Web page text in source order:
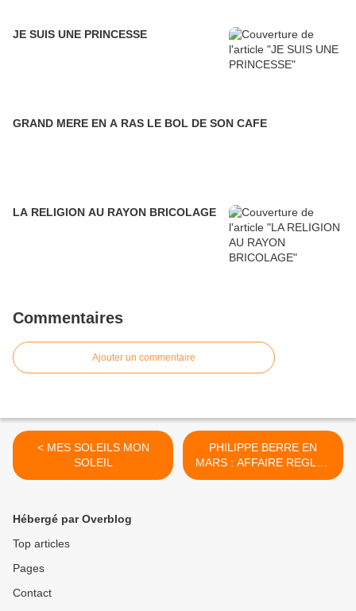
JE SUIS UNE PRINCESSE
GRAND MERE EN A RAS LE BOL DE SON CAFE
LA RELIGION AU RAYON BRICOLAGE
Commentaires
Ajouter un commentaire
< MES SOLEILS MON
SOLEIL
PHILIPPE BERRE EN
MARS : AFFAIRE REGLEE
EN MAI. >
Hébergé par Overblog
Top articles
Pages
Contact